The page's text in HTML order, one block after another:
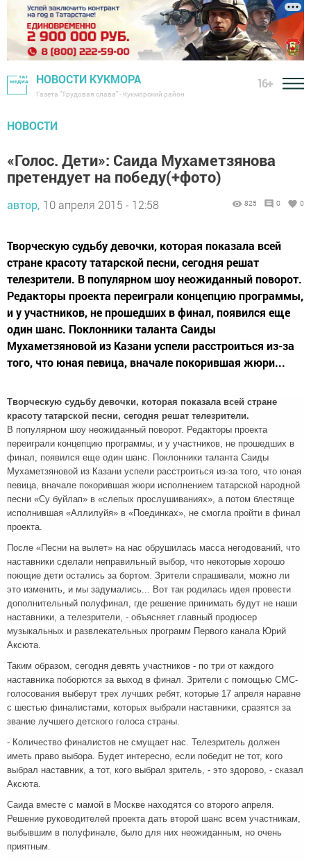
НОВОСТИ КУКМОРА
Газета "Трудовая слава" - Кукморский район
16+
НОВОСТИ
«Голос. Дети»: Саида Мухаметзянова
претендует на победу(+фото)
автор, 10 апреля 2015 - 12:58 825 0 0
Творческую судьбу девочки, которая показала всей
стране красоту татарской песни, сегодня решат
телезрители. В популярном шоу неожиданный поворот.
Редакторы проекта переиграли концепцию программы,
и у участников, не прошедших в финал, появился еще
один шанс. Поклонники таланта Саиды
Мухаметзяновой из Казани успели расстроиться из-за
того, что юная певица, вначале покорившая жюри...
Творческую судьбу девочки, которая показала всей стране
красоту татарской песни, сегодня решат телезрители.
В популярном шоу неожиданный поворот. Редакторы проекта
переиграли концепцию программы, и у участников, не прошедших в
финал, появился еще один шанс. Поклонники таланта Саиды
Мухаметзяновой из Казани успели расстроиться из-за того, что юная
певица, вначале покорившая жюри исполнением татарской народной
песни «Су буйлап» в «слепых прослушиваниях», а потом блестяще
исполнившая «Аллилуйя» в «Поединках», не смогла пройти в финал
проекта.
После «Песни на вылет» на нас обрушилась масса негодований, что
наставники сделали неправильный выбор, что некоторые хорошо
поющие дети остались за бортом. Зрители спрашивали, можно ли
это изменить, и мы задумались... Вот так родилась идея провести
дополнительный полуфинал, где решение принимать будут не наши
наставники, а телезрители, - объясняет главный продюсер
музыкальных и развлекательных программ Первого канала Юрий
Аксюта.
Таким образом, сегодня девять участников - по три от каждого
наставника поборются за выход в финал. Зрители с помощью СМС-
голосования выберут трех лучших ребят, которые 17 апреля наравне
с шестью финалистами, которых выбрали наставники, сразятся за
звание лучшего детского голоса страны.
- Количество финалистов не смущает нас. Телезритель должен
иметь право выбора. Будет интересно, если победит не тот, кого
выбрал наставник, а тот, кого выбрал зритель, - это здорово, - сказал
Аксюта.
Саида вместе с мамой в Москве находятся со второго апреля.
Решение руководителей проекта дать второй шанс всем участникам,
выбывшим в полуфинале, было для них неожиданным, но очень
приятным.